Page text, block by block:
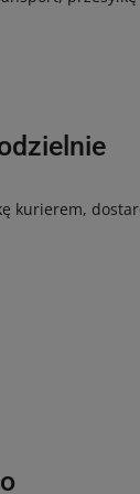
kurierem,